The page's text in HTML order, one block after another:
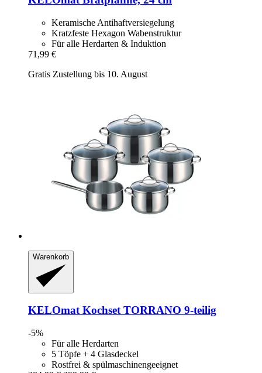
Keramische Antihaftversiegelung
Kratzfeste Hexagon Wabenstruktur
Für alle Herdarten & Induktion
71,99 €
Gratis Zustellung bis 10. August
Warenkorb
KELOmatKochset TORRANO 9-​teilig
-5%
Für alle Herdarten
5 Töpfe + 4 Glasdeckel
Rostfrei & spülmaschinengeeignet